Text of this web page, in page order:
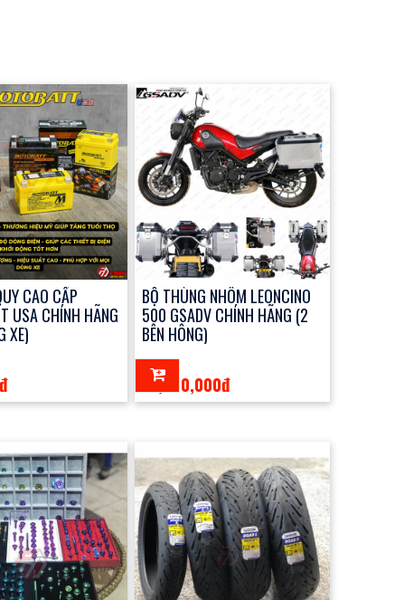
CAO CẤP
USA CHÍNH HÃNG
XE)
BỘ THÙNG NHÔM LEONCINO
500 GSADV CHÍNH HÃNG (2
BÊN HÔNG)
13,000,000đ